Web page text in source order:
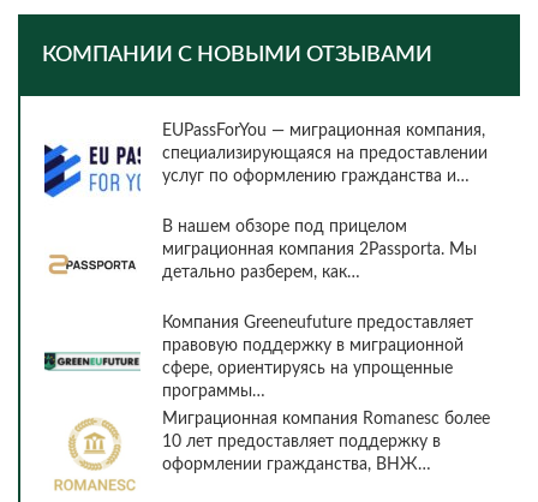
КОМПАНИИ С НОВЫМИ ОТЗЫВАМИ
EUPassForYou — миграционная компания,
специализирующаяся на предоставлении
услуг по оформлению гражданства и…
В нашем обзоре под прицелом
миграционная компания 2Passporta. Мы
детально разберем, как…
Компания Greeneufuture предоставляет
правовую поддержку в миграционной
сфере, ориентируясь на упрощенные
программы…
Миграционная компания Romanesc более
10 лет предоставляет поддержку в
оформлении гражданства, ВНЖ…